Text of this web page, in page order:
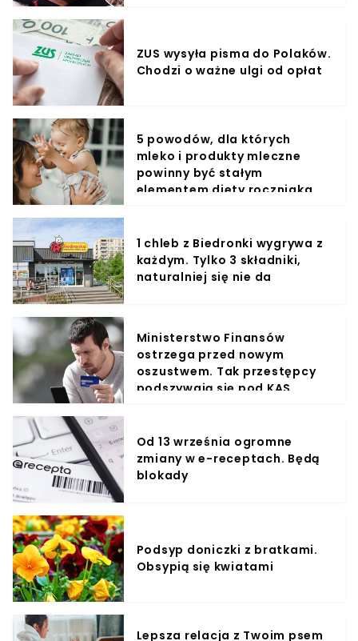
ZUS wysyła pisma do Polaków.
Chodzi o ważne ulgi od opłat
5 powodów, dla których
mleko i produkty mleczne
powinny być stałym
elementem diety roczniaka
1 chleb z Biedronki wygrywa z
każdym. Tylko 3 składniki,
naturalniej się nie da
Ministerstwo Finansów
ostrzega przed nowym
oszustwem. Tak przestępcy
podszywają się pod KAS
Od 13 września ogromne
zmiany w e-receptach. Będą
blokady
Podsyp doniczki z bratkami.
Obsypią się kwiatami
Lepsza relacja z Twoim psem